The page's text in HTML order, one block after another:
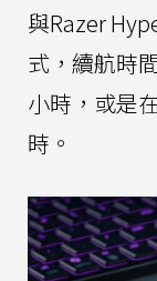
與Razer
式，續航時
小時，或是
時。